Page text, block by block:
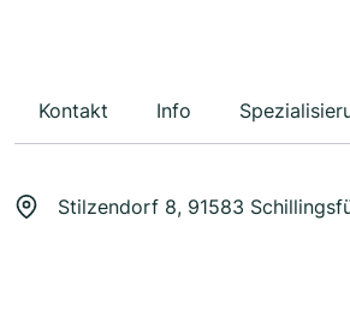
Kontakt Info
Stilzendorf 8, 91583